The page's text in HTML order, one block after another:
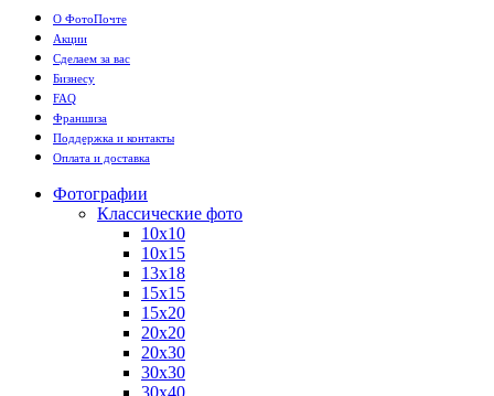
О ФотоПочте
Акции
Сделаем за вас
Бизнесу
FAQ
Франшиза
Поддержка и контакты
Оплата и доставка
Фотографии
Классические фото
10х10
10х15
13х18
15х15
15х20
20х20
20х30
30х30
30х40